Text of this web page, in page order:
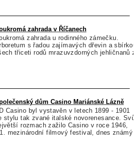
zahrada v Říčanech
zahrada u rodinného zámečku.
s řadou zajímavých dřevin a sbírkou
třiceti rodů mrazuvzdorných jehličnanů z
dům Casino Mariánské Lázně
Casino byl vystavěn v letech 1899 - 1901
stylu tak zvané italské novorenesance. Svůj
rozmach zažilo Casino v roce 1946,
mezinárodní filmový festival, dnes známý